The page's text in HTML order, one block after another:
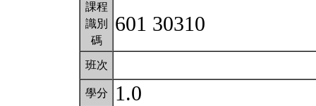
課程
識別
碼
601 30310
班次
學分 1.0